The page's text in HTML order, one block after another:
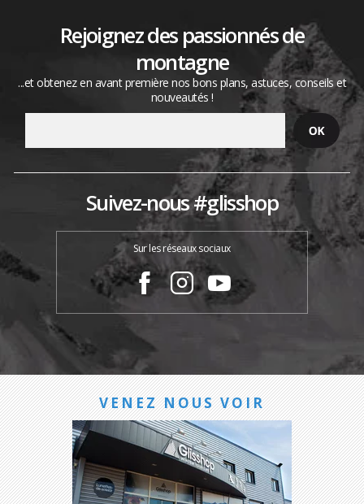
Rejoignez des passionnés de
montagne
...et obtenez en avant première nos bons plans, astuces, conseils et
nouveautés !
Suivez-nous #glisshop
Sur les réseaux sociaux
VENEZ NOUS VOIR